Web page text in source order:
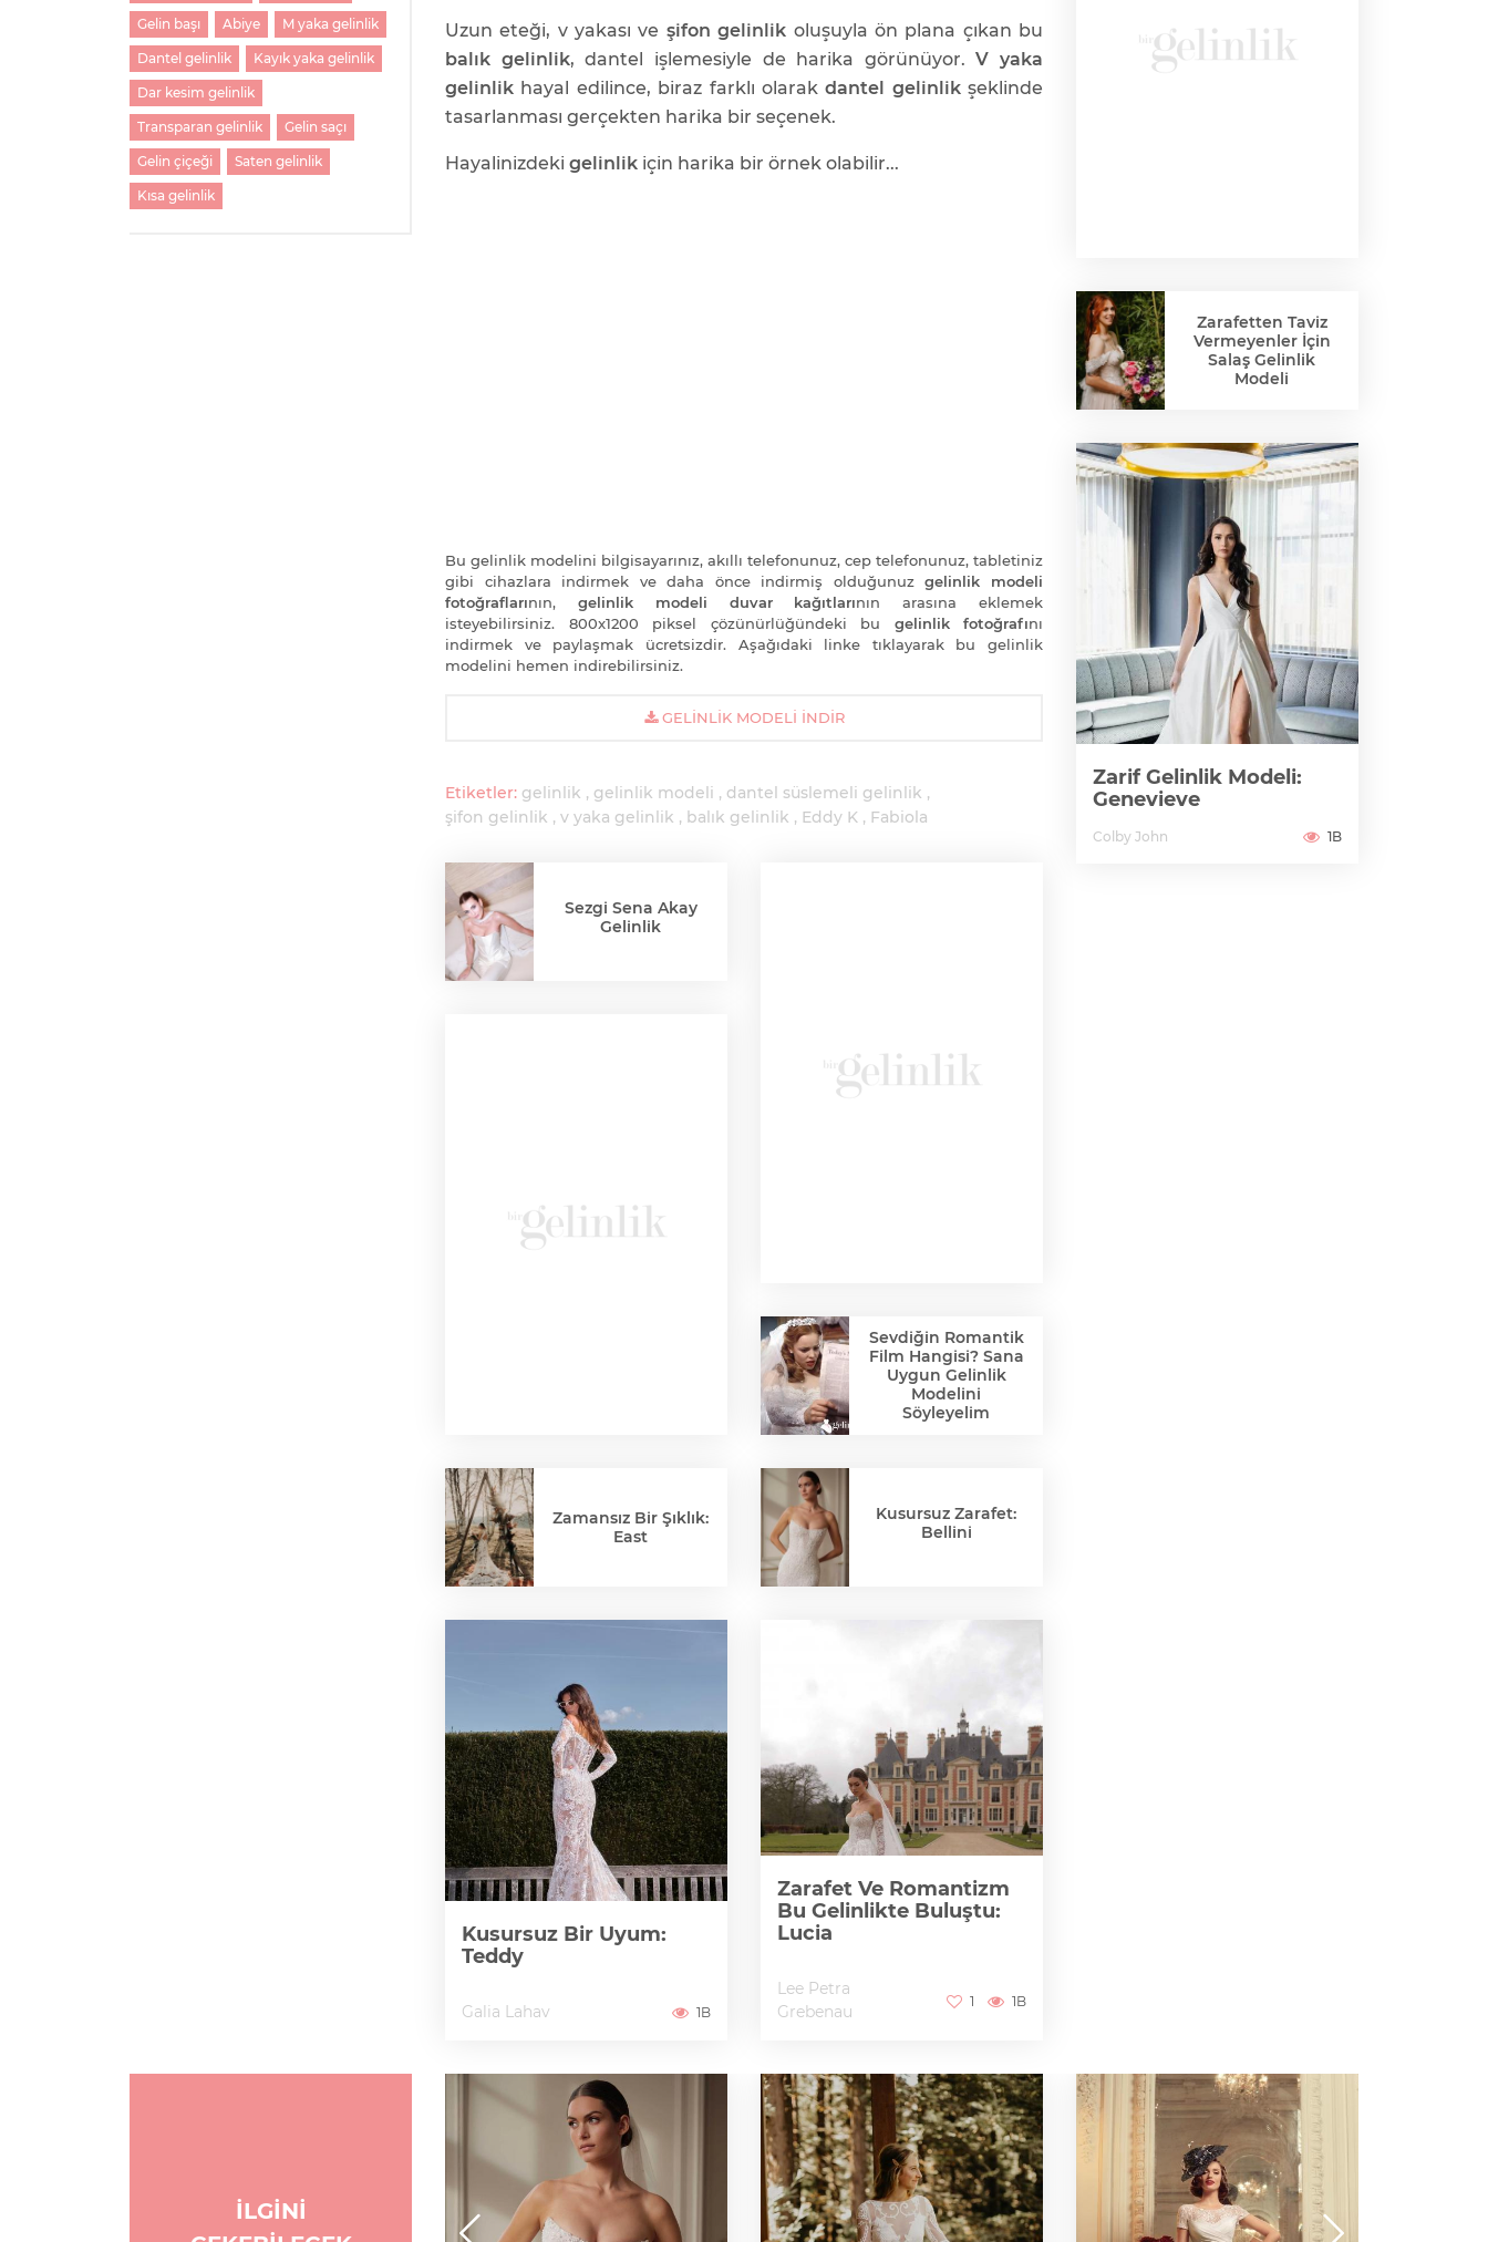
Gelin başı Abiye M yaka gelinlik
Dantel gelinlik Kayık yaka gelinlik
Dar kesim gelinlik
Transparan gelinlik Gelin saçı
Gelin çiçeği Saten gelinlik
Kısa gelinlik
Uzun eteği, v yakası ve şifon gelinlik oluşuyla ön plana çıkan bu
balık gelinlik, dantel işlemesiyle de harika görünüyor.V yaka
gelinlik hayal edilince, biraz farklı olarakdantel gelinlikşeklinde
tasarlanması gerçekten harika bir seçenek.
Hayalinizdeki gelinlik için harika bir örnek olabilir...
Bu gelinlik modelini bilgisayarınız, akıllı telefonunuz, cep telefonunuz, tabletiniz
gibi cihazlara indirmek ve daha önce indirmiş olduğunuzgelinlik modeli
fotoğraflarının, gelinlik modeli duvar kağıtlarının arasına eklemek
isteyebilirsiniz. 800x1200 piksel çözünürlüğündeki bu gelinlik fotoğrafını
indirmek ve paylaşmak ücretsizdir. Aşağıdaki linke tıklayarak bu gelinlik
modelini hemen indirebilirsiniz.
GELINLIK MODELI İNDIR
Etiketler: gelinlik gelinlik modeli
dantel süslemeli gelinlik
şifon gelinlik
v yaka gelinlik balık gelinlik Eddy K Fabiola
Sezgi Sena Akay
Gelinlik
Zamansız Bir Şıklık:
East
Kusursuz Bir Uyum:
Teddy
Galia Lahav 1B
Sevdiğin Romantik
Film Hangisi? Sana
Uygun Gelinlik
Modelini
Söyleyelim
Kusursuz Zarafet:
Bellini
Zarafet Ve Romantizm
Bu Gelinlikte Buluştu:
Lucia
Lee Petra
Grebenau
1 1B
Zarafetten Taviz
Vermeyenler İçin
Salaş Gelinlik
Modeli
Zarif Gelinlik Modeli:
Genevieve
Colby John 1B
İLGİNİ